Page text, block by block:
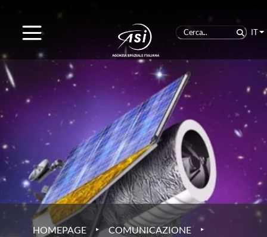
IT
HOMEPAGE ‣ COMUNICAZIONE ‣